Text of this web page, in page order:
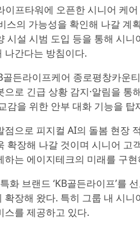
이프타워에 오픈한 시니어 케
스의 가능성을 확인해 나갈 계
설 시범 도입 등을 통해 시니
나간다는 방침이다.
든라이프케어 종로평창카운
로 긴급 상황 감지·알림을
감을 위한 안부 대화 기능을 탑
점으로 피지컬 AI의 돌봄 현장
확장해 나갈 것이며 시니어 고
는 에이지테크의 미래를 구
화 브랜드 ‘KB골든라이프’를
장해 왔다. 특히 그룹 내 시
스를 제공하고 있다.